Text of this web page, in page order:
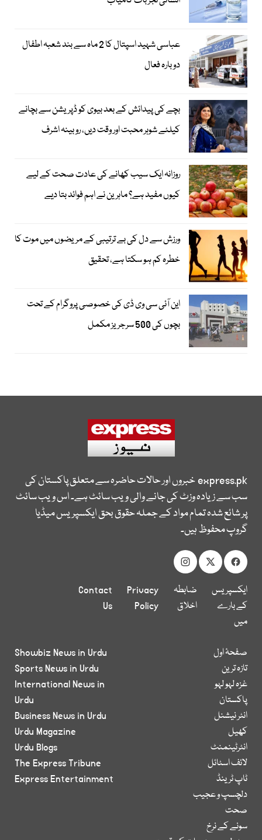
عباسی شہید اسپتال کا 2 ماہ سے بند شعبہ اطفال
دوبارہ فعال
بچے کی پیدائش کے بعد بیوی کو ڈپریشن سے بچانے
کیلئے شوہر محبت اور وقت دیں، روبینہ اشرف
روزانہ ایک سیب کھانے کی عادت صحت کے لیے
کیوں مفید ہے؟ ماہرین نے اہم فوائد بتا دیے
ورزش سے دل کی بے ترتیبی کے مریضوں میں موت کا
خطرہ کم ہو سکتا ہے، تحقیق
این آئی سی وی ڈی کی خصوصی پروگرام کے تحت
بچوں کی 500 سرجریز مکمل
express.pkخبروں اور حالات حاضرہ سے متعلق پاکستان کی
سب سے زیادہ وزٹ کی جانے والی ویب سائٹ ہے۔ اس ویب سائٹ
پر شائع شدہ تمام مواد کے جملہ حقوق بحق ایکسپریس میڈیا
گروپ محفوظ ہیں۔
ایکسپریس
کے بارے
میں
ضابطہ
اخلاق
Privacy
Policy
Contact
Us
صفحۂ اول
تازہ ترین
غزہ لہو لہو
پاکستان
انٹر نیشنل
کھیل
انٹرٹینمنٹ
لائف اسٹائل
ٹاپ ٹرینڈ
دلچسپ و عجیب
صحت
سونے کے نرخ
Showbiz News in Urdu
Sports News in Urdu
International News in
Urdu
Business News in Urdu
Urdu Magazine
Urdu Blogs
The Express Tribune
Express Entertainment